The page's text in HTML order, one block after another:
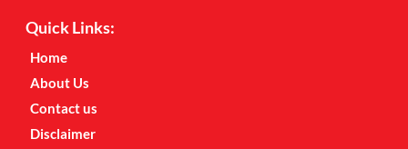
Quick Links:
Home
About Us
Contact us
Disclaimer